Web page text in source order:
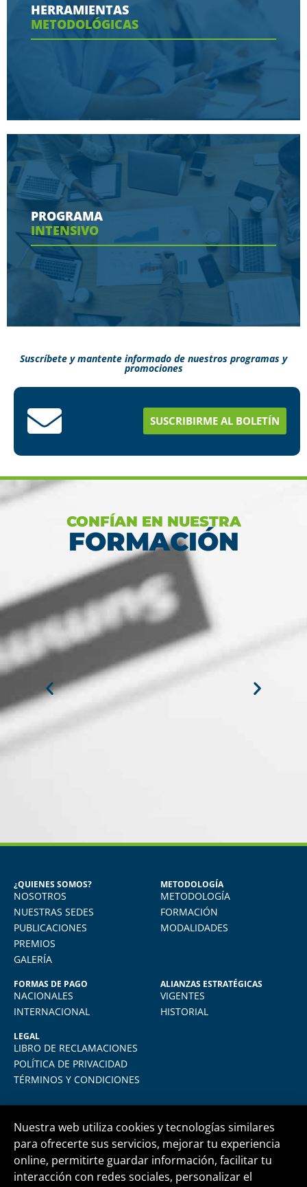
Ver más
HERRAMIENTAS
METODOLÓGICAS
Conoce aquí las herramientas con las que
contaras en tu programa
Ver más
PROGRAMA
INTENSIVO
estudios en menos tiempo
Suscríbete y mantente informado de nuestros programas y
promociones
SUSCRIBIRME AL BOLETÍN
CONFÍAN EN NUESTRA
FORMACIÓN
CARPIO
Aprendí muchísimo. Uso todo lo aprendido
en mi quehacer diario, actualmente me
desempeño como jefe de RRHH en la
empresa donde laboro.
¿QUIENES SOMOS?
NOSOTROS
NUESTRAS SEDES
PUBLICACIONES
PREMIOS
GALERÍA
METODOLOGÍA
METODOLOGÍA
FORMACIÓN
MODALIDADES
FORMAS DE PAGO
NACIONALES
INTERNACIONAL
ALIANZAS ESTRATÉGICAS
VIGENTES
HISTORIAL
LEGAL
LIBRO DE RECLAMACIONES
POLÍTICA DE PRIVACIDAD
TÉRMINOS Y CONDICIONES
Central telefónica+51 1 500 6133
Nuestra web utiliza cookies y tecnologías similares
para ofrecerte sus servicios, mejorar tu experiencia
online, permitirte guardar información, facilitar tu
interacción con redes sociales, personalizar el